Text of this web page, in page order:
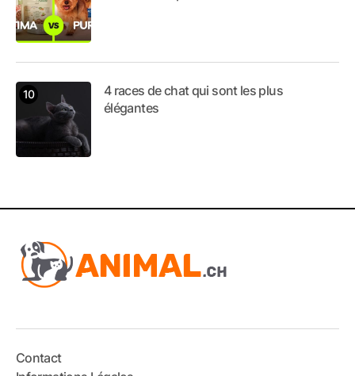
4 races de chat qui sont les plus
élégantes
Contact